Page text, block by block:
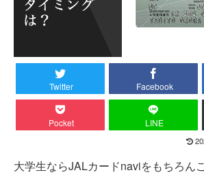
Twitter Facebook
Pocket LINE
大学生ならJALカードnaviをもちろん